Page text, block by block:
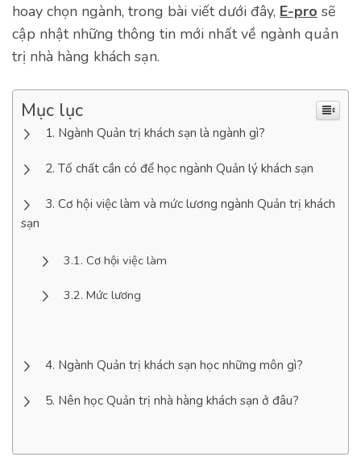
hoay chọn ngành, trong bài viết dưới đây, E-pro sẽ
cập nhật những thông tin mới nhất về ngành quản
trị nhà hàng khách sạn.
Mục lục
Ngành Quản trị khách sạn là ngành gì?
Tố chất cần có để học ngành Quản lý khách sạn
Cơ hội việc làm và mức lương ngành Quản trị khách
sạn
Cơ hội việc làm
Mức lương
Ngành Quản trị khách sạn học những môn gì?
Nên học Quản trị nhà hàng khách sạn ở đâu?